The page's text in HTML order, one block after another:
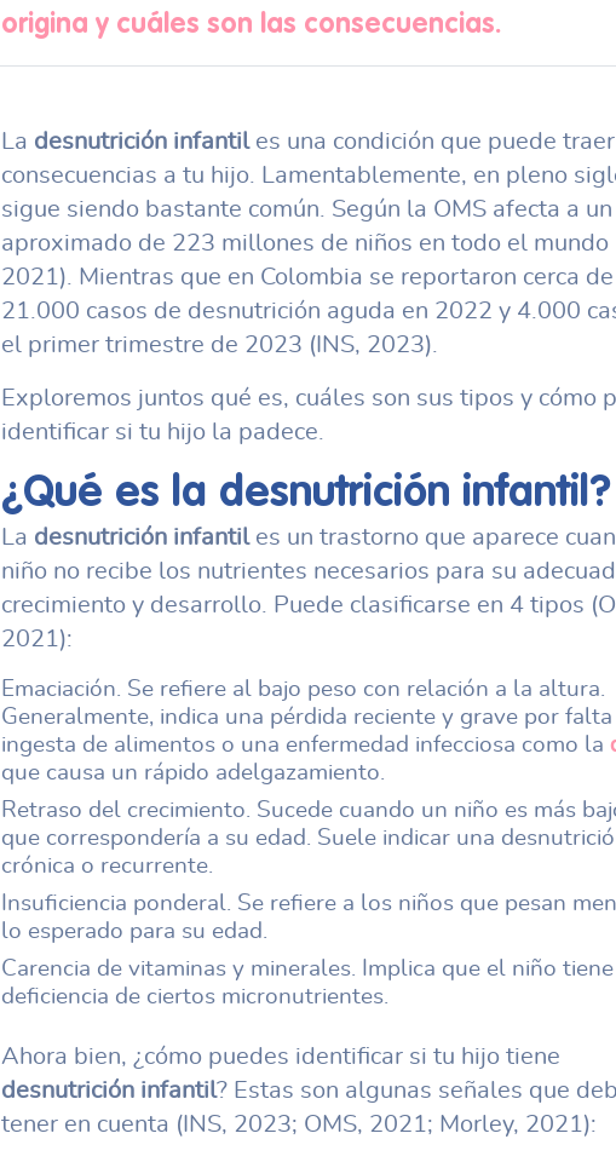
origina y cuáles son las consecuencias.
La desnutrición infantiles una condición que puede
consecuencias a tu hijo. Lamentablemente, en pleno
sigue siendo bastante común. Según la OMS afecta a un
aproximado de 223 millones de niños en todo el mundo
2021). Mientras que en Colombia se reportaron cerca de
21.000 casos de desnutrición aguda en 2022 y 4.000
el primer trimestre de 2023 (INS, 2023).
Exploremos juntos qué es, cuáles son sus tipos y cómo
identificar si tu hijo la padece.
¿Qué es la desnutrición infantil?
La desnutrición infantiles un trastorno que aparece
niño no recibe los nutrientes necesarios para su
crecimiento y desarrollo. Puede clasificarse en 4 tipos
2021):
Emaciación. Se refiere al bajo peso con relación a la altura.
Generalmente, indica una pérdida reciente y grave por falta
ingesta de alimentos o una enfermedad infecciosa como la
que causa un rápido adelgazamiento.
Retraso del crecimiento. Sucede cuando un niño es más
que correspondería a su edad. Suele indicar una
crónica o recurrente.
Insuficiencia ponderal. Se refiere a los niños que pesan
lo esperado para su edad.
Carencia de vitaminas y minerales. Implica que el niño tiene
deficiencia de ciertos micronutrientes.
Ahora bien, ¿cómo puedes identificar si tu hijo tiene
desnutrición infantil? Estas son algunas señales que
tener en cuenta (INS, 2023; OMS, 2021; Morley, 2021):